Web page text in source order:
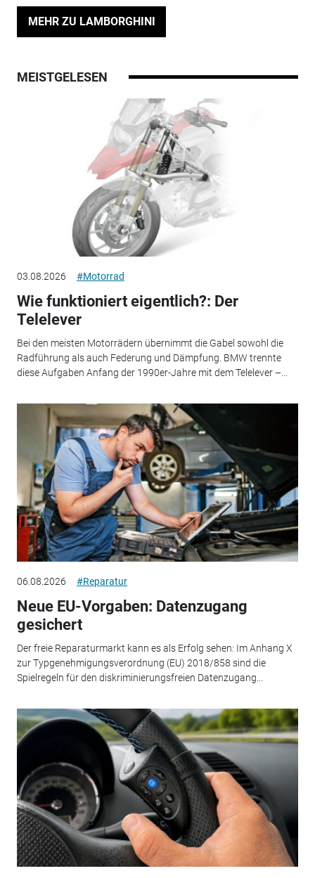
MEHR ZU LAMBORGHINI
MEISTGELESEN
03.08.2026 #Motorrad
Wie funktioniert eigentlich?: Der
Telelever
Bei den meisten Motorrädern übernimmt die Gabel sowohl die
Radführung als auch Federung und Dämpfung. BMW trennte
diese Aufgaben Anfang der 1990er-Jahre mit dem Telelever –...
06.08.2026 #Reparatur
Neue EU-Vorgaben: Datenzugang
gesichert
Der freie Reparaturmarkt kann es als Erfolg sehen: Im Anhang X
zur Typgenehmigungsverordnung (EU) 2018/858 sind die
Spielregeln für den diskriminierungsfreien Datenzugang...